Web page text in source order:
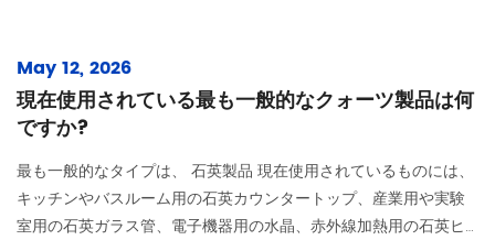
May 12, 2026
現在使用されている最も一般的なクォーツ製品は何
ですか?
最も一般的なタイプは、 石英製品 現在使用されているものには、
キッチンやバスルーム用の石英カウンタートップ、産業用や実験
室用の石英ガラス管、電子機器用の水晶、赤外線加熱用の石英ヒ